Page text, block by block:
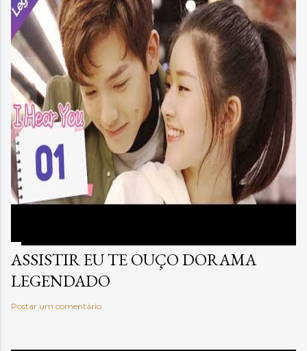
ASSISTIR EU TE OUÇO DORAMA
LEGENDADO
Postar um comentário